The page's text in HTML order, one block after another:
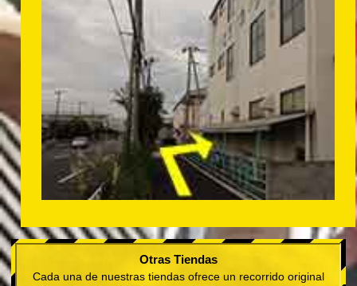
Otras Tiendas
Cada una de nuestras tiendas ofrece un recorrido original